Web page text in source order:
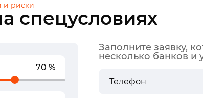
спецусловиях
и риски
70 %
Заполните заявку,
несколько банков и